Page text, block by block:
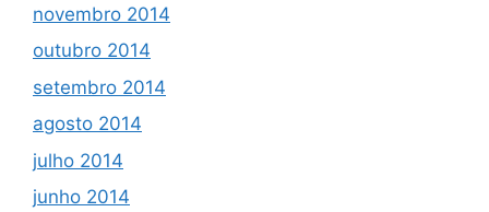
novembro 2014
outubro 2014
setembro 2014
agosto 2014
julho 2014
junho 2014